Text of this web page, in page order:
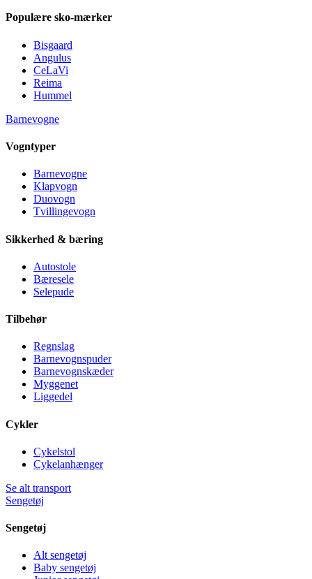
Populære sko-mærker
Bisgaard
Angulus
CeLaVi
Reima
Hummel
Barnevogne
Vogntyper
Barnevogne
Klapvogn
Duovogn
Tvillingevogn
Sikkerhed & bæring
Autostole
Bæresele
Selepude
Tilbehør
Regnslag
Barnevognspuder
Barnevognskæder
Myggenet
Liggedel
Cykler
Cykelstol
Cykelanhænger
Se alt transport
Sengetøj
Sengetøj
Alt sengetøj
Baby sengetøj